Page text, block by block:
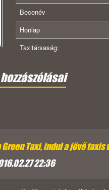
Becenév
Honlap
Taxitársaság:
Green Taxi, indul a jövő
22:36